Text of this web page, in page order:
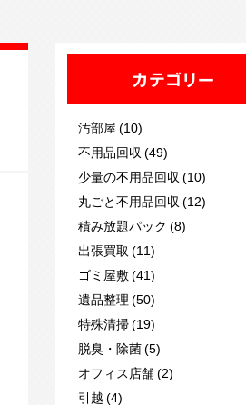
カテゴリー
汚部屋 (10)
不用品回収 (49)
少量の不用品回収 (10)
丸ごと不用品回収 (12)
積み放題パック (8)
出張買取 (11)
ゴミ屋敷 (41)
遺品整理 (50)
特殊清掃 (19)
脱臭・除菌 (5)
オフィス店舗 (2)
引越 (4)